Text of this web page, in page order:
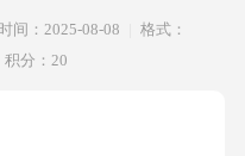
时间：2025-08-08
格式：
积分：20